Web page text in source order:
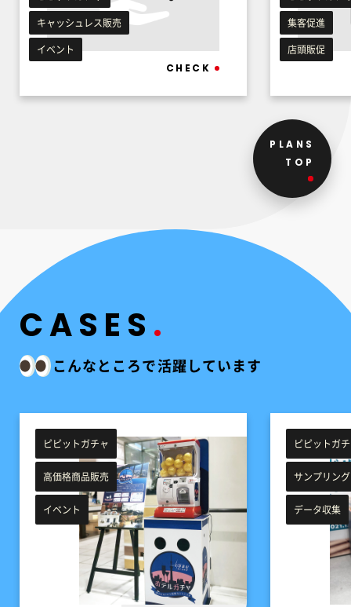
キャッシュレス販売
イベント
CHECK
集客促進
店頭販促
PLANS
TOP
CASES
こんなところで活躍しています
ピピットガチャ
高価格商品販売
イベント
ピピットガ
サンプリング
データ収集